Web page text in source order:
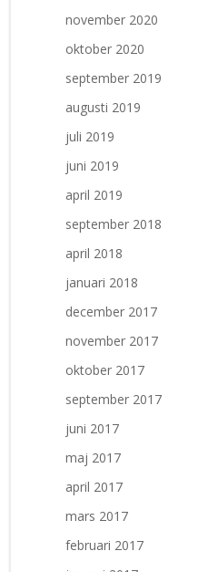
november 2020
oktober 2020
september 2019
augusti 2019
juli 2019
juni 2019
april 2019
september 2018
april 2018
januari 2018
december 2017
november 2017
oktober 2017
september 2017
juni 2017
maj 2017
april 2017
mars 2017
februari 2017